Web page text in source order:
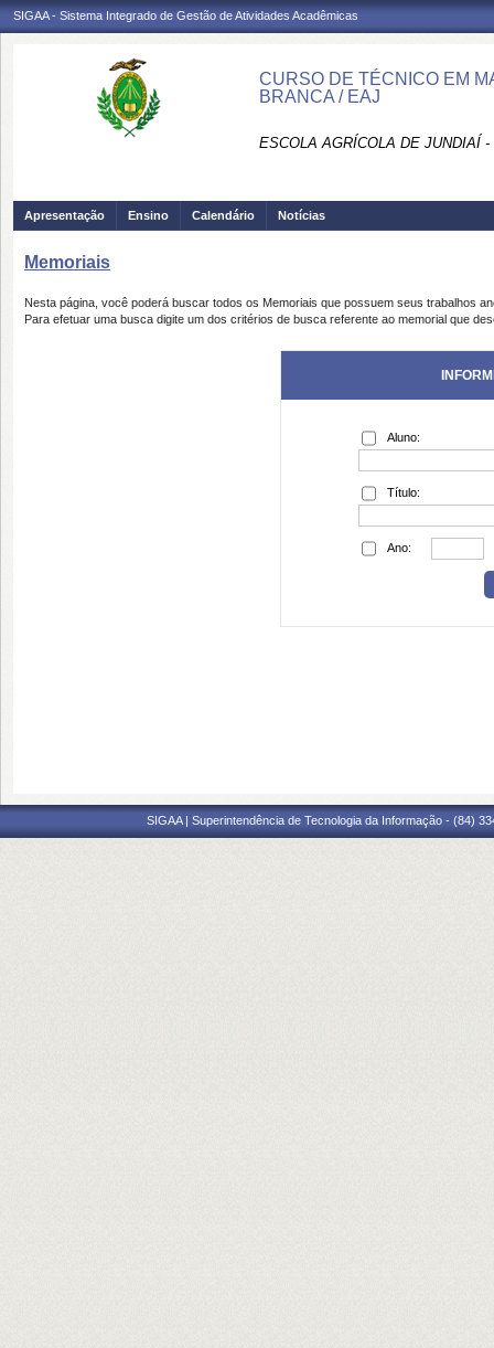
SIGAA - Sistema Integrado de Gestão de Atividades Acadêmicas
CURSO DE TÉCNICO EM
BRANCA / EAJ
ESCOLA AGRÍCOLA DE JUNDIAÍ -
Apresentação Ensino Calendário Notícias
Memoriais
Nesta página, você poderá buscar todos os Memoriais que possuem seus trabalhos
Para efetuar uma busca digite um dos critérios de busca referente ao memorial que
Aluno:
Título:
Ano:
SIGAA | Superintendência de Tecnologia da Informação - (84)